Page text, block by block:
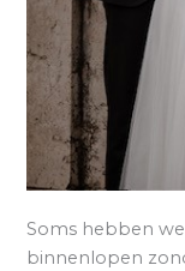
Soms hebben
binnenlopen